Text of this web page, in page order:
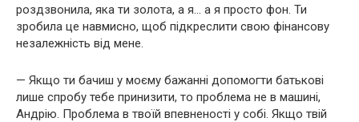
роздзвонила, яка ти золота, а я… а я просто фон. Ти
зробила це навмисно, щоб підкреслити свою фінансову
незалежність від мене.
— Якщо ти бачиш у моєму бажанні допомогти батькові
лише спробу тебе принизити, то проблема не в машині,
Андрію. Проблема в твоїй впевненості у собі. Якщо твій